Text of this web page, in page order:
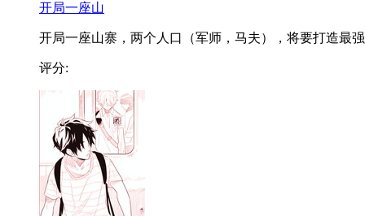
开局一座山
开局一座山寨，两个人口（军师，马夫），将要打造最
评分: